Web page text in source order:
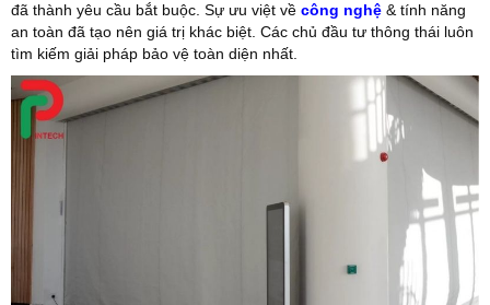
đã thành yêu cầu bắt buộc. Sự ưu việt về công nghệ & tính năng
an toàn đã tạo nên giá trị khác biệt. Các chủ đầu tư thông thái luôn
tìm kiếm giải pháp bảo vệ toàn diện nhất.